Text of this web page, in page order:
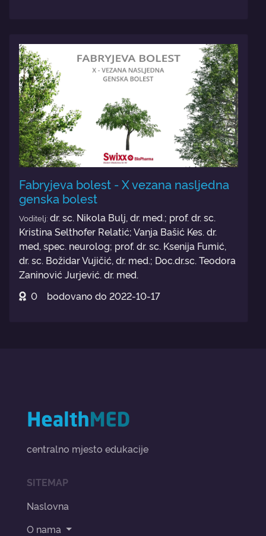
Fabryjeva bolest - X vezana nasljedna
genska bolest
Voditelj: dr. sc. Nikola Bulj, dr. med.; prof. dr. sc.
Kristina Selthofer Relatić; Vanja Bašić Kes. dr.
med, spec. neurolog; prof. dr. sc. Ksenija Fumić,
dr. sc. Božidar Vujičić, dr. med.; Doc.dr.sc. Teodora
Zaninović Jurjević. dr. med.
0
bodovano do 2022-10-17
centralno mjesto edukacije
SITEMAP
Naslovna
O nama